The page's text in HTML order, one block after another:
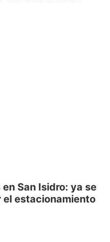
San Isidro: ya se
el estacionamiento